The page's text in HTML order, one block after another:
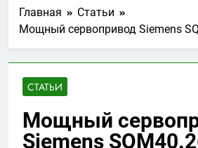
Главная
Статьи
Мощный сервопривод Siemens
СТАТЬИ
Мощный
Siemens